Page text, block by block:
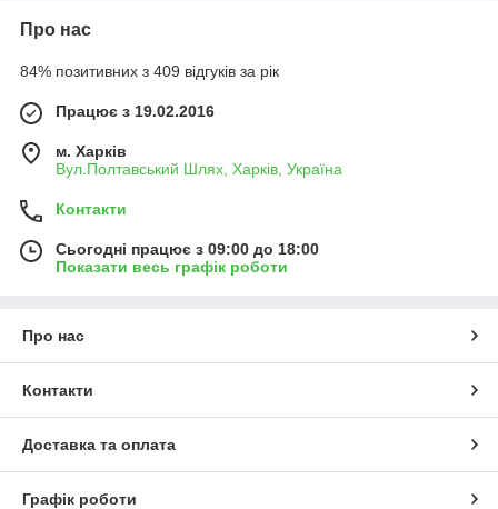
Про нас
84% позитивних з 409 відгуків за рік
Працює з 19.02.2016
м. Харків
Вул.Полтавський Шлях, Харків, Україна
Контакти
Сьогодні працює з 09:00 до 18:00
Показати весь графік роботи
Про нас
Контакти
Доставка та оплата
Графік роботи